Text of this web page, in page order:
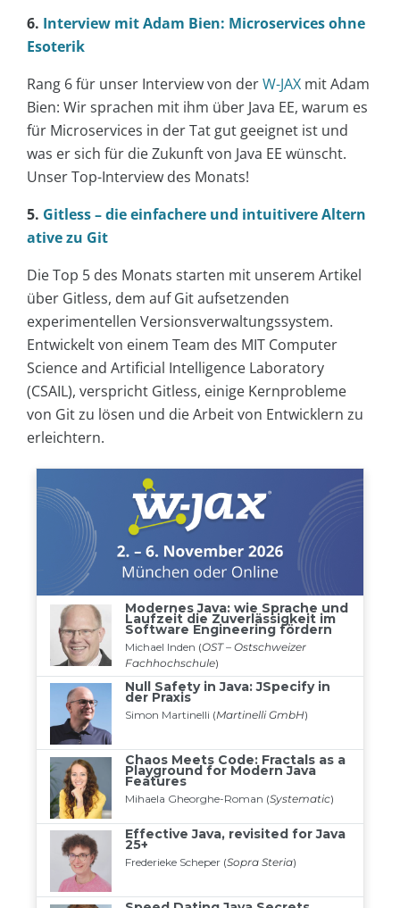
6. Interview mit Adam Bien: Microservices ohne
Esoterik
Rang 6 für unser Interview von derW-JAX mit Adam
Bien: Wir sprachen mit ihm über Java EE, warum es
für Microservices in der Tat gut geeignet ist und
was er sich für die Zukunft von Java EE wünscht.
Unser Top-Interview des Monats!
5. Gitless – die einfachere und intuitivere Altern
ative zu Git
Die Top 5 des Monats starten mit unserem Artikel
über Gitless, dem auf Git aufsetzenden
experimentellen Versionsverwaltungssystem.
Entwickelt von einem Team des MIT Computer
Science and Artificial Intelligence Laboratory
(CSAIL), verspricht Gitless, einige Kernprobleme
von Git zu lösen und die Arbeit von Entwicklern zu
erleichtern.